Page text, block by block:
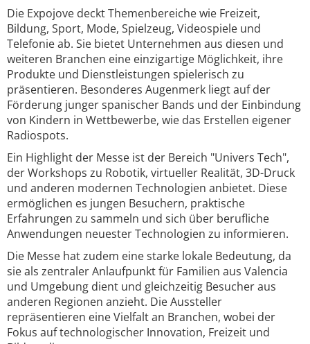
Die Expojove deckt Themenbereiche wie Freizeit,
Bildung, Sport, Mode, Spielzeug, Videospiele und
Telefonie ab. Sie bietet Unternehmen aus diesen und
weiteren Branchen eine einzigartige Möglichkeit, ihre
Produkte und Dienstleistungen spielerisch zu
präsentieren. Besonderes Augenmerk liegt auf der
Förderung junger spanischer Bands und der Einbindung
von Kindern in Wettbewerbe, wie das Erstellen eigener
Radiospots.
Ein Highlight der Messe ist der Bereich "Univers Tech",
der Workshops zu Robotik, virtueller Realität, 3D-Druck
und anderen modernen Technologien anbietet. Diese
ermöglichen es jungen Besuchern, praktische
Erfahrungen zu sammeln und sich über berufliche
Anwendungen neuester Technologien zu informieren.
Die Messe hat zudem eine starke lokale Bedeutung, da
sie als zentraler Anlaufpunkt für Familien aus Valencia
und Umgebung dient und gleichzeitig Besucher aus
anderen Regionen anzieht. Die Aussteller
repräsentieren eine Vielfalt an Branchen, wobei der
Fokus auf technologischer Innovation, Freizeit und